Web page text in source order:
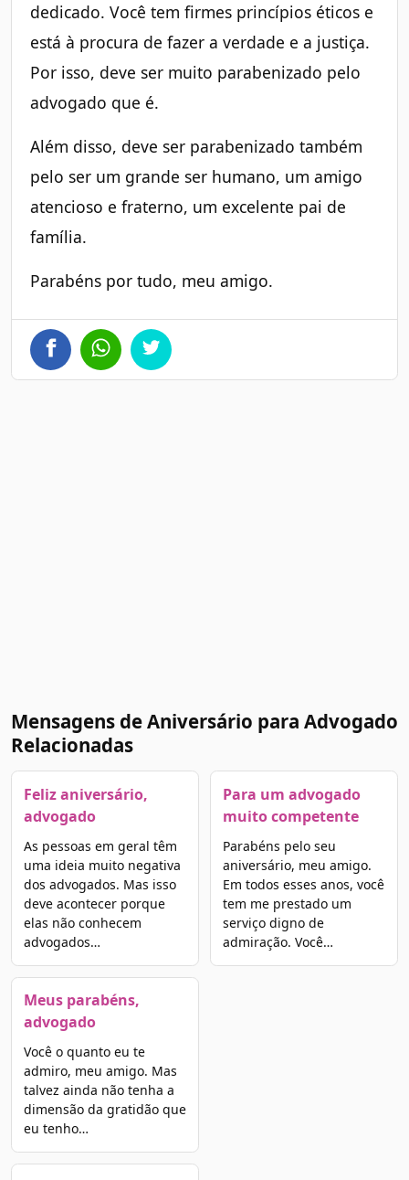
dedicado. Você tem firmes princípios éticos e
está à procura de fazer a verdade e a justiça.
Por isso, deve ser muito parabenizado pelo
advogado que é.
Além disso, deve ser parabenizado também
pelo ser um grande ser humano, um amigo
atencioso e fraterno, um excelente pai de
família.
Parabéns por tudo, meu amigo.
Mensagens de Aniversário para Advogado
Relacionadas
Feliz aniversário,
advogado
As pessoas em geral têm
uma ideia muito negativa
dos advogados. Mas isso
deve acontecer porque
elas não conhecem
advogados…
Meus parabéns,
advogado
Você o quanto eu te
admiro, meu amigo. Mas
talvez ainda não tenha a
dimensão da gratidão que
eu tenho…
Para um advogado
muito competente
Parabéns pelo seu
aniversário, meu amigo.
Em todos esses anos, você
tem me prestado um
serviço digno de
admiração. Você…